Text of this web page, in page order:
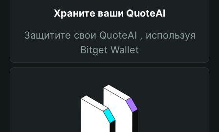
Храните ваши QuoteAI
Защитите свои QuoteAI , используя
Bitget Wallet